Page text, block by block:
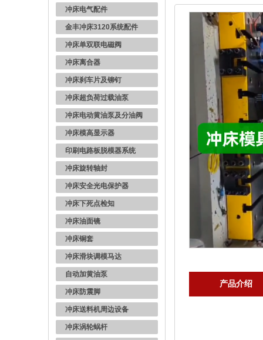
冲床电气配件
金丰冲床3120系统配件
冲床单双联电磁阀
冲床离合器
冲床刹车片及铆钉
冲床超负荷过载油泵
冲床电动黄油泵及分油阀
冲床模高显示器
印刷电路板脱模器系统
冲床旋转轴封
冲床安全光电保护器
冲床下死点检知
冲床油面镜
冲床铜套
冲床滑块调模马达
自动加黄油泵
冲床防震脚
冲床送料机周边设备
冲床涡轮蜗杆
产品介绍